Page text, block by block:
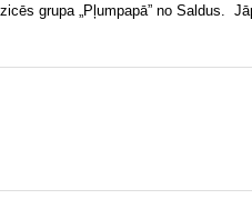
grupa „Pļumpapā” no Saldus.